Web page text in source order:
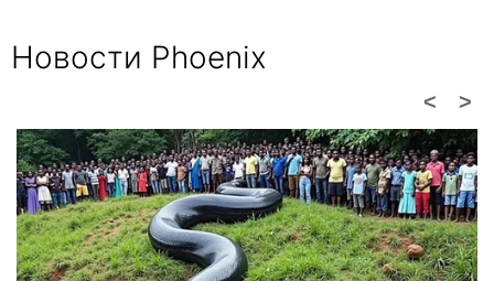
Новости Phoenix
>
<